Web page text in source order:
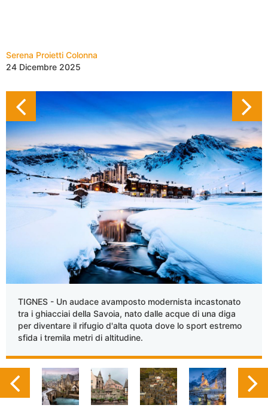
Serena Proietti Colonna
24 Dicembre 2025
TIGNES - Un audace avamposto modernista incastonato
tra i ghiacciai della Savoia, nato dalle acque di una diga
per diventare il rifugio d'alta quota dove lo sport estremo
sfida i tremila metri di altitudine.